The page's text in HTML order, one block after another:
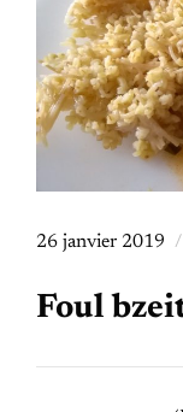
26 janvier 2019